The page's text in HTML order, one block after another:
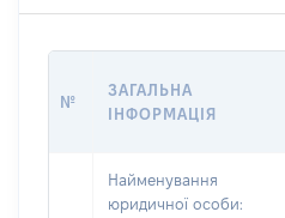
№
ЗАГАЛЬНА
ІНФОРМАЦІЯ
Найменування
юридичної особи: